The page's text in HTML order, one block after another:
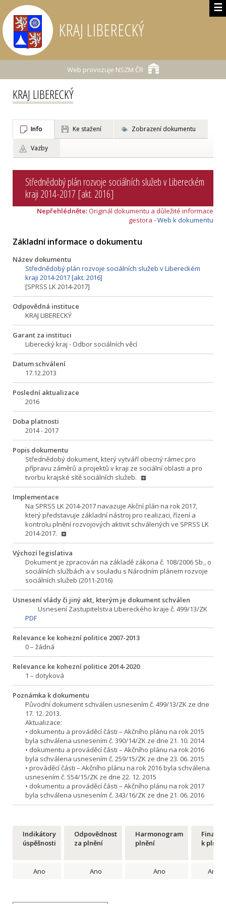
☰
KRAJ LIBERECKÝ
Web provozuje NSZM ČR
KRAJ LIBERECKÝ
Info Ke stažení Zobrazení dokumentu
Vazby
Střednědobý plán rozvoje sociálních služeb v Libereckém
kraji 2014-2017 [akt. 2016]
Nepřehlédněte:Originál dokumentu a důležité informace
gestora -Web k dokumentu
Základní informace o dokumentu
Název dokumentu
Střednědobý plán rozvoje sociálních služeb v Libereckém
kraji 2014-2017 [akt. 2016]
[SPRSS LK 2014-2017]
Odpovědná instituce
KRAJ LIBERECKÝ
Garant za instituci
Liberecký kraj - Odbor sociálních věcí
Datum schválení
17.12.2013
Poslední aktualizace
2016
Doba platnosti
2014 - 2017
Popis dokumentu
Střednědobý dokument, který vytváří obecný rámec pro
přípravu záměrů a projektů v kraji ze sociální oblasti a pro
tvorbu krajské sítě sociálních služeb.
Implementace
Na SPRSS LK 2014-2017 navazuje Akční plán na rok 2017,
který představuje základní nástroj pro realizaci, řízení a
kontrolu plnění rozvojových aktivit schválených ve SPRSS LK
2014-2017.
Výchozí legislativa
Dokument je zpracován na základě zákona č. 108/2006 Sb., o
sociálních službách a v souladu s Národním plánem rozvoje
sociálních služeb (2011-2016)
Usnesení vlády či jiný akt, kterým je dokument schválen
Usnesení Zastupitelstva Libereckého kraje č. 499/13/ZK
PDF
Relevance ke kohezní politice 2007-2013
0 – žádná
Relevance ke kohezní politice 2014-2020
1 – dotyková
Poznámka k dokumentu
Původní dokument schválen usnesením č. 499/13/ZK ze dne
17. 12. 2013.
Aktualizace:
• dokumentu a prováděcí části – Akčního plánu na rok 2015
byla schválena usnesením č. 390/14/ZK ze dne 21. 10. 2014
• dokumentu a prováděcí části – Akčního plánu na rok 2016
byla schválena usnesením č. 259/15/ZK ze dne 23. 06. 2015
• prováděcí části – Akčního plánu na rok 2016 byla schválena
usnesením č. 554/15/ZK ze dne 22. 12. 2015
• dokumentu a prováděcí části – Akčního plánu na rok 2017
byla schválena usnesením č. 343/16/ZK ze dne 21. 06. 2016
Indikátory
úspěšnosti
Odpovědnost
za plnění
Harmonogram
plnění
Finance
k plnění
Ano Ano Ano Ano